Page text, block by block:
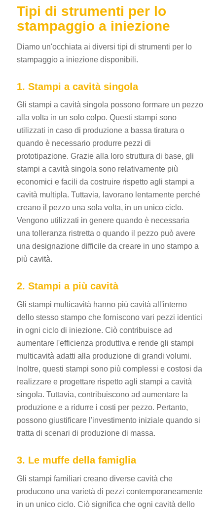
Tipi di strumenti per lo
stampaggio a iniezione
Diamo un'occhiata ai diversi tipi di strumenti per lo
stampaggio a iniezione disponibili.
1. Stampi a cavità singola
Gli stampi a cavità singola possono formare un pezzo
alla volta in un solo colpo. Questi stampi sono
utilizzati in caso di produzione a bassa tiratura o
quando è necessario produrre pezzi di
prototipazione. Grazie alla loro struttura di base, gli
stampi a cavità singola sono relativamente più
economici e facili da costruire rispetto agli stampi a
cavità multipla. Tuttavia, lavorano lentamente perché
creano il pezzo una sola volta, in un unico ciclo.
Vengono utilizzati in genere quando è necessaria
una tolleranza ristretta o quando il pezzo può avere
una designazione difficile da creare in uno stampo a
più cavità.
2. Stampi a più cavità
Gli stampi multicavità hanno più cavità all'interno
dello stesso stampo che forniscono vari pezzi identici
in ogni ciclo di iniezione. Ciò contribuisce ad
aumentare l'efficienza produttiva e rende gli stampi
multicavità adatti alla produzione di grandi volumi.
Inoltre, questi stampi sono più complessi e costosi da
realizzare e progettare rispetto agli stampi a cavità
singola. Tuttavia, contribuiscono ad aumentare la
produzione e a ridurre i costi per pezzo. Pertanto,
possono giustificare l'investimento iniziale quando si
tratta di scenari di produzione di massa.
3. Le muffe della famiglia
Gli stampi familiari creano diverse cavità che
producono una varietà di pezzi contemporaneamente
in un unico ciclo. Ciò significa che ogni cavità dello